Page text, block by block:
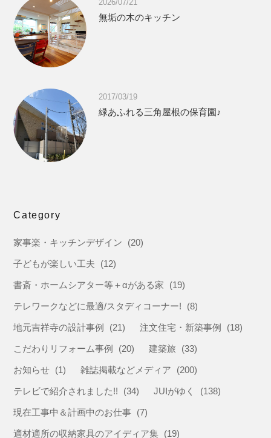
2026/07/21
無垢の木のキッチン
2017/03/19
緑あふれる三角屋根の保育園♪
Category
家事楽・キッチンデザイン (20)
子どもが楽しい工夫 (12)
書斎・ホームシアター等＋αがある家 (19)
テレワークなどに最適/スタディコーナー! (8)
地元吉祥寺の設計事例 (21) 注文住宅・新築事例 (18)
こだわりリフォーム事例 (20) 建築旅 (33)
お知らせ (1) 雑誌掲載などメディア (200)
テレビで紹介されました!! (34) JUIがゆく (138)
現在工事中＆計画中のお仕事 (7)
適材適所の収納家具のアイディア集 (19)